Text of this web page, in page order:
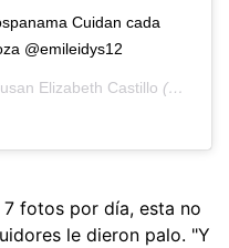
Cuidan cada
@emileidys12
Elizabeth Castillo (@susanecastillo) el
7 fotos por día, esta no
le dieron palo. "Y